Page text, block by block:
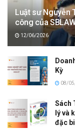
Luật sư Nguyễn
công của
12/06/2026
Kỳ
08/
Sách
lý và
đặc